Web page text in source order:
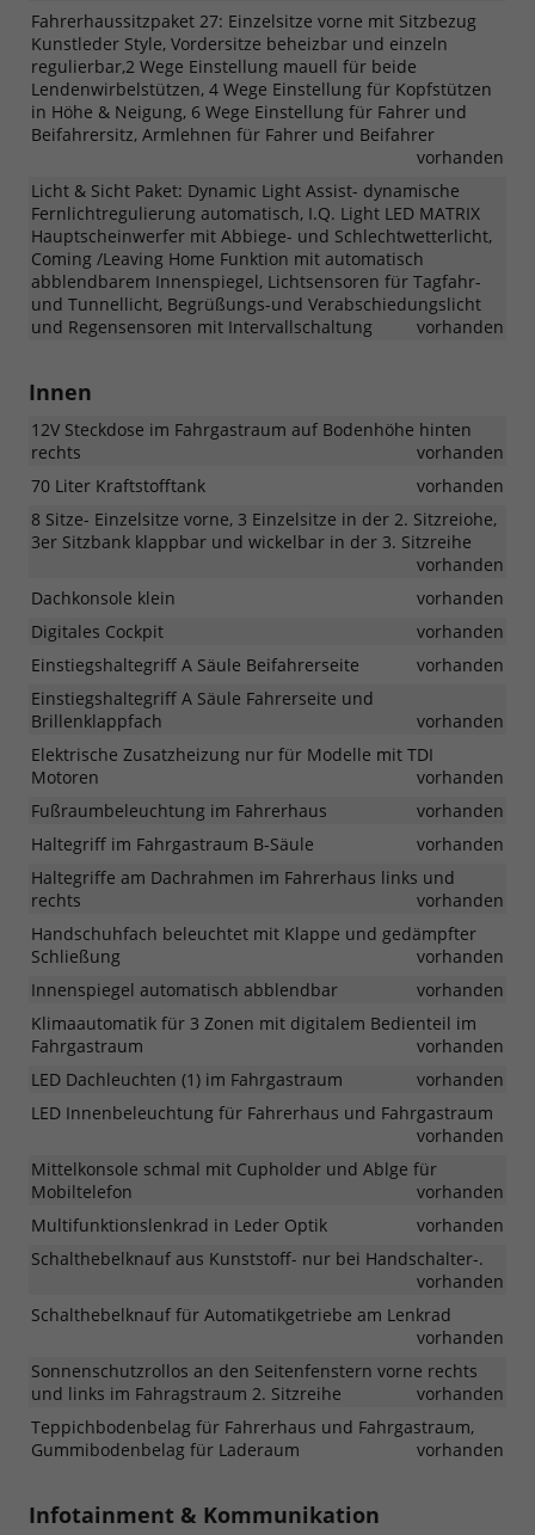
Fahrerhaussitzpaket 27: Einzelsitze vorne mit Sitzbezug
Kunstleder Style, Vordersitze beheizbar und einzeln
regulierbar,2 Wege Einstellung mauell für beide
Lendenwirbelstützen, 4 Wege Einstellung für Kopfstützen
in Höhe & Neigung, 6 Wege Einstellung für Fahrer und
Beifahrersitz, Armlehnen für Fahrer und Beifahrer
vorhanden
Licht & Sicht Paket: Dynamic Light Assist- dynamische
Fernlichtregulierung automatisch, I.Q. Light LED MATRIX
Hauptscheinwerfer mit Abbiege- und Schlechtwetterlicht,
Coming /Leaving Home Funktion mit automatisch
abblendbarem Innenspiegel, Lichtsensoren für Tagfahr-
und Tunnellicht, Begrüßungs-und Verabschiedungslicht
und Regensensoren mit Intervallschaltung
vorhanden
Innen
12V Steckdose im Fahrgastraum auf Bodenhöhe hinten
rechts
vorhanden
70 Liter Kraftstofftank
vorhanden
8 Sitze- Einzelsitze vorne, 3 Einzelsitze in der 2. Sitzreiohe,
3er Sitzbank klappbar und wickelbar in der 3. Sitzreihe
vorhanden
Dachkonsole klein
vorhanden
Digitales Cockpit
vorhanden
Einstiegshaltegriff A Säule Beifahrerseite
vorhanden
Einstiegshaltegriff A Säule Fahrerseite und
Brillenklappfach
vorhanden
Elektrische Zusatzheizung nur für Modelle mit TDI
Motoren
vorhanden
Fußraumbeleuchtung im Fahrerhaus
vorhanden
Haltegriff im Fahrgastraum B-Säule
vorhanden
Haltegriffe am Dachrahmen im Fahrerhaus links und
rechts
vorhanden
Handschuhfach beleuchtet mit Klappe und gedämpfter
Schließung
vorhanden
Innenspiegel automatisch abblendbar
vorhanden
Klimaautomatik für 3 Zonen mit digitalem Bedienteil im
Fahrgastraum
vorhanden
LED Dachleuchten (1) im Fahrgastraum
vorhanden
LED Innenbeleuchtung für Fahrerhaus und Fahrgastraum
vorhanden
Mittelkonsole schmal mit Cupholder und Ablge für
Mobiltelefon
vorhanden
Multifunktionslenkrad in Leder Optik
vorhanden
Schalthebelknauf aus Kunststoff- nur bei Handschalter-.
vorhanden
Schalthebelknauf für Automatikgetriebe am Lenkrad
vorhanden
Sonnenschutzrollos an den Seitenfenstern vorne rechts
und links im Fahragstraum 2. Sitzreihe
vorhanden
Teppichbodenbelag für Fahrerhaus und Fahrgastraum,
Gummibodenbelag für Laderaum
vorhanden
Infotainment & Kommunikation